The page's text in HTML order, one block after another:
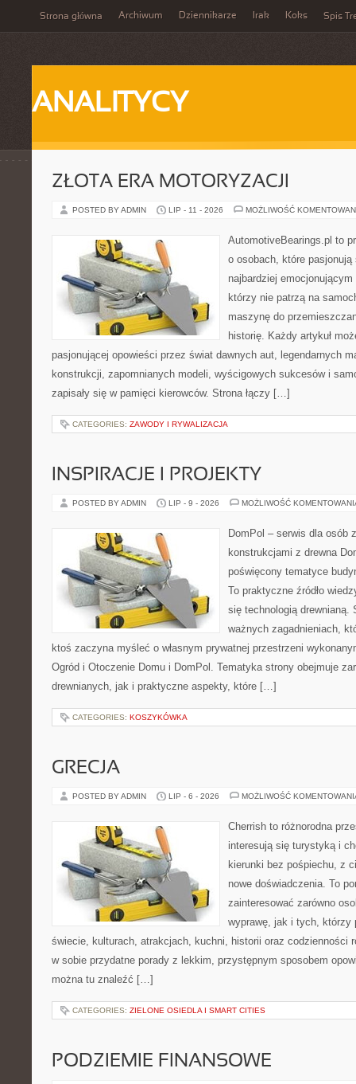
Strona główna Archiwum Dziennikarze Irak Koks Spis
ANALITYCY
ZŁOTA ERA MOTORYZACJI
POSTED BY ADMIN LIP - 11 - 2026 MOŻLIWOŚĆ
AutomotiveBearings.pl to
o osobach, które
najbardziej
którzy nie patrzą na
maszynę do
historię. Każdy artykuł
pasjonującej opowieści przez świat dawnych aut, legendarnych
konstrukcji, zapomnianych modeli, wyścigowych sukcesów i
zapisały się w pamięci kierowców. Strona łączy […]
CATEGORIES: ZAWODY I RYWALIZACJA
INSPIRACJE I PROJEKTY
POSTED BY ADMIN LIP - 9 - 2026 MOŻLIWOŚĆ
DomPol – serwis dla osób
konstrukcjami z drewna
poświęcony tematyce
To praktyczne źródło
się technologią drewnianą.
ważnych zagadnieniach,
ktoś zaczyna myśleć o własnym prywatnej przestrzeni
Ogród i Otoczenie Domu i DomPol. Tematyka strony obejmuje
drewnianych, jak i praktyczne aspekty, które […]
CATEGORIES: KOSZYKÓWKA
GRECJA
POSTED BY ADMIN LIP - 6 - 2026 MOŻLIWOŚĆ
Cherrish to różnorodna
interesują się turystyką i
kierunki bez pośpiechu, z
nowe doświadczenia. To
zainteresować zarówno
wyprawę, jak i tych, którzy
świecie, kulturach, atrakcjach, kuchni, historii oraz codzienności
w sobie przydatne porady z lekkim, przystępnym sposobem
można tu znaleźć […]
CATEGORIES: ZIELONE OSIEDLA I SMART CITIES
PODZIEMIE FINANSOWE